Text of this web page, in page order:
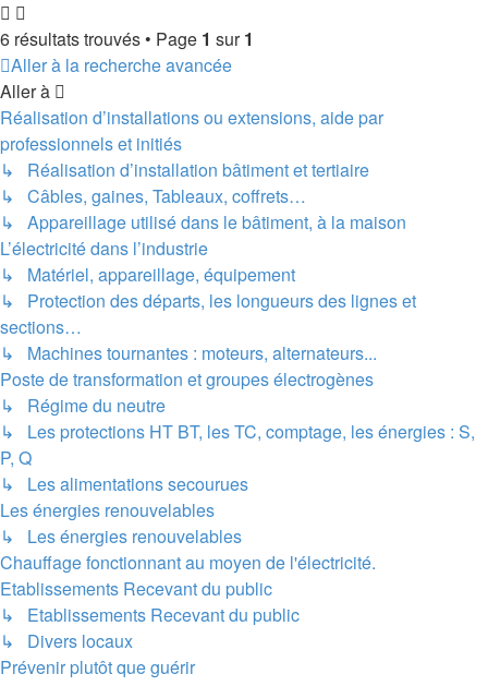
6 résultats trouvés • Page 1 sur1
Aller à la recherche avancée
Aller à
Réalisation d’installations ou extensions, aide par
professionnels et initiés
↳ Réalisation d’installation bâtiment et tertiaire
↳ Câbles, gaines, Tableaux, coffrets…
↳ Appareillage utilisé dans le bâtiment, à la maison
L’électricité dans l’industrie
↳ Matériel, appareillage, équipement
↳ Protection des départs, les longueurs des lignes et
sections…
↳ Machines tournantes : moteurs, alternateurs...
Poste de transformation et groupes électrogènes
↳ Régime du neutre
↳ Les protections HT BT, les TC, comptage, les énergies : S,
P, Q
↳ Les alimentations secourues
Les énergies renouvelables
↳ Les énergies renouvelables
Chauffage fonctionnant au moyen de l'électricité.
Etablissements Recevant du public
↳ Etablissements Recevant du public
↳ Divers locaux
Prévenir plutôt que guérir